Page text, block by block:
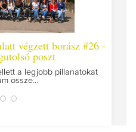
végzett borász #26 -
poszt
a legjobb pillanatokat
össze...